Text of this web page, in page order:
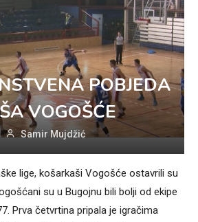
POBJEDA
VOGOŠĆE
Samir Mujdžić
lige, košarkaši Vogošće ostavrili su
su u Bugojnu bili bolji od ekipe
Prva četvrtina pripala je igračima